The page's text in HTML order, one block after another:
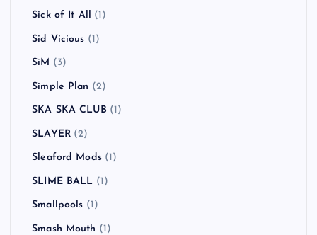
Sick of It All (1)
Sid Vicious (1)
SiM (3)
Simple Plan (2)
SKA SKA CLUB (1)
SLAYER(2)
Sleaford Mods(1)
SLIME BALL (1)
Smallpools (1)
Smash Mouth (1)